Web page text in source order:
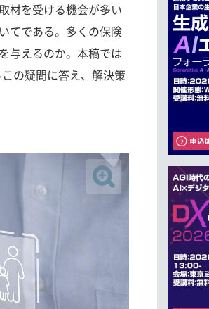
材を受ける機会が多い
てである。多くの保険
与えるのか。本稿では
の疑問に答え、解決策